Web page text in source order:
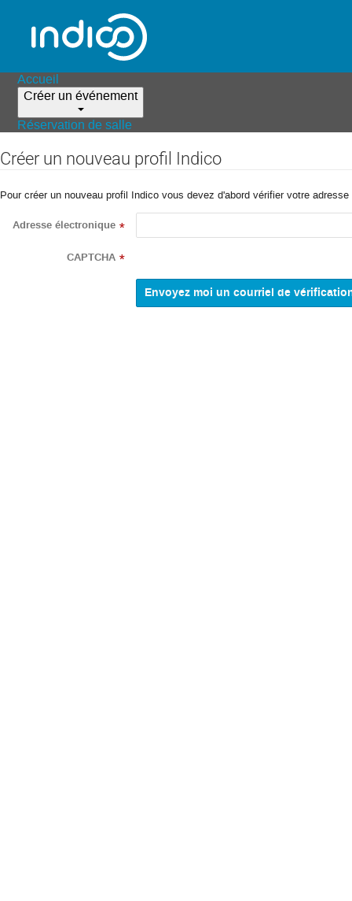
Accueil
Créer un événement
Réservation de salle
Créer un nouveau profil Indico
Pour créer un nouveau profil Indico vous devez d'abord vérifier votre
Adresse électronique *
CAPTCHA *